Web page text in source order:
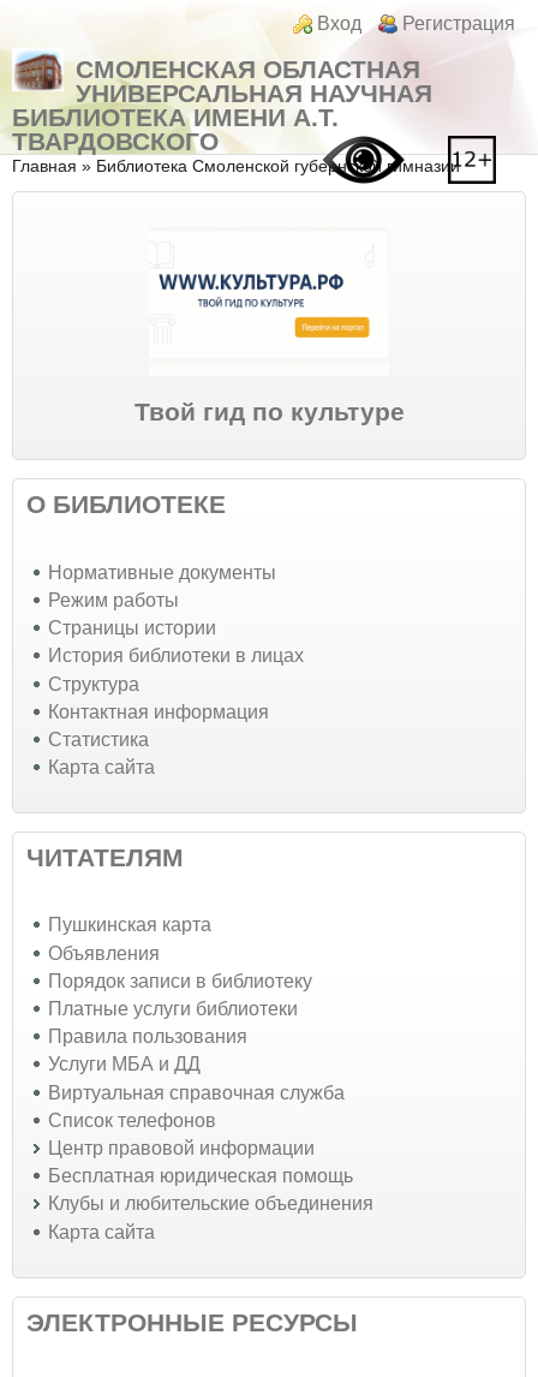
Перейти к основному содержанию
Login links
Вход Регистрация
СМОЛЕНСКАЯ ОБЛАСТНАЯ
УНИВЕРСАЛЬНАЯ НАУЧНАЯ
БИБЛИОТЕКА ИМЕНИ А.Т.
ТВАРДОВСКОГО
Вы здесь
Главная » Библиотека Смоленской губернской гимназии
Твой гид по культуре
О БИБЛИОТЕКЕ
Нормативные документы
Режим работы
Страницы истории
История библиотеки в лицах
Структура
Контактная информация
Статистика
Карта сайта
ЧИТАТЕЛЯМ
Пушкинская карта
Объявления
Порядок записи в библиотеку
Платные услуги библиотеки
Правила пользования
Услуги МБА и ДД
Виртуальная справочная служба
Список телефонов
Центр правовой информации
Бесплатная юридическая помощь
Клубы и любительские объединения
Карта сайта
ЭЛЕКТРОННЫЕ РЕСУРСЫ